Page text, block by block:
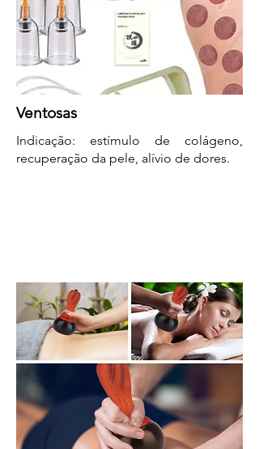
Ventosas
Indicação: estímulo de colágeno,
recuperação da pele, alívio de dores.